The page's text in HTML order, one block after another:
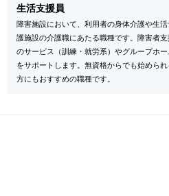
生活支援員
障害施設において、利用者の身体介護や生
護施設の介護職にあたる職種です。障害者
のサービス（訓練・就労系）やグループホ
をサポートします。無資格からでも始めら
方にもおすすめの職種です。